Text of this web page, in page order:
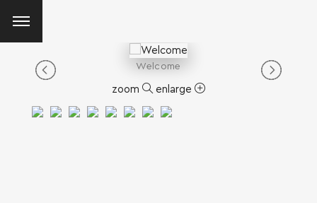
Welcome
zoom enlarge